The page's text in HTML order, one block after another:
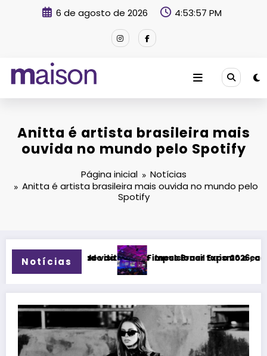
6 de agosto de 2026 4:53:58 PM
Revista Maison
Anitta é artista brasileira mais
ouvida no mundo pelo Spotify
Página inicial
Notícias
Anitta é artista brasileira mais ouvida no mundo pelo
Spotify
Notícias
da música
visitantes e impulsionar turismo e economia de
Fitness Brasil Expo 2026, a maior edição da